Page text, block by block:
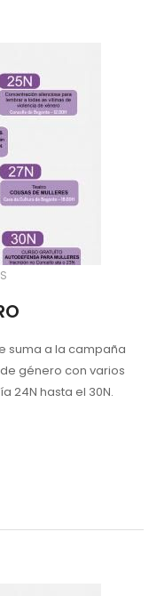
suma a la campaña
género con varios
24N hasta el 30N.